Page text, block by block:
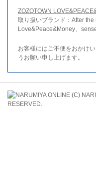
ZOZOTOWN
取り扱いブランド：After the
Love&Peace&Money、
お客様にはご不便をおかけ
うお願い申し上げます。